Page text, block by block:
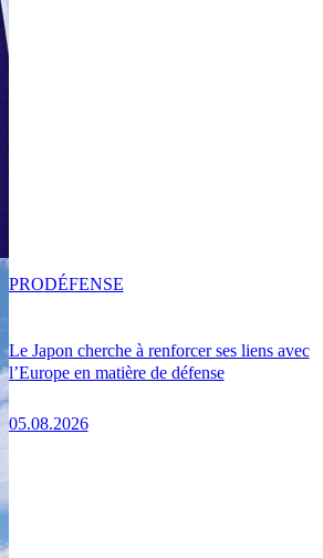
Le Japon cherche à renforcer ses liens avec
l’Europe en matière de défense
05.08.2026
PRODÉFENSE